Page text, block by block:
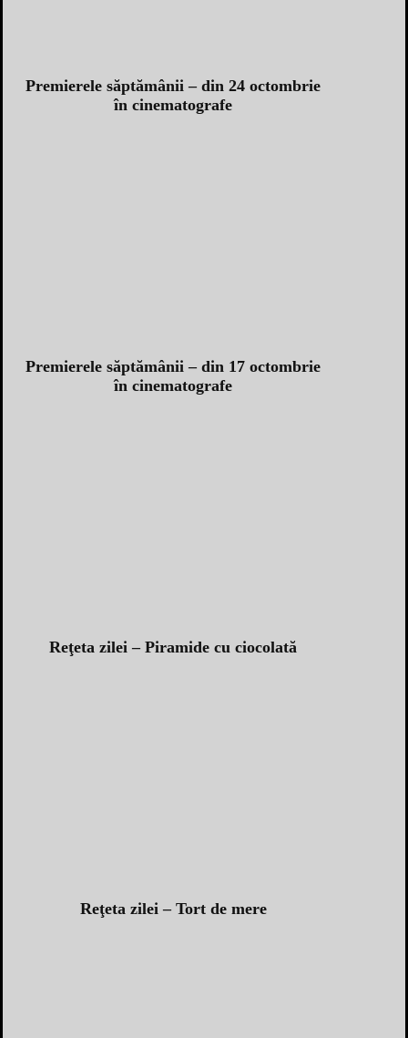
Premierele săptămânii – din 24 octombrie
în cinematografe
Premierele săptămânii – din 17 octombrie
în cinematografe
Reţeta zilei – Piramide cu ciocolată
Reţeta zilei – Tort de mere